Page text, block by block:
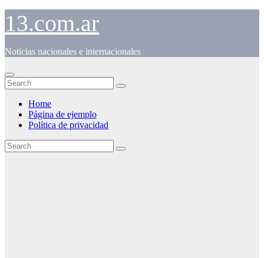
Skip
content
13.com.ar
Noticias nacionales e internacionales
Home
Página de ejemplo
Política de privacidad